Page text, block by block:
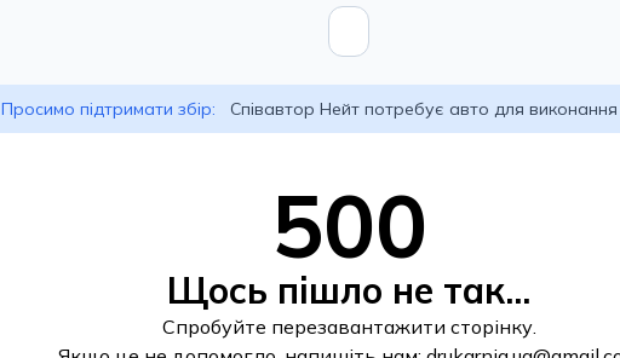
Просимо підтримати збір: Співавтор Нейт потребує авто для
500
Щось пішло не так...
Спробуйте перезавантажити сторінку.